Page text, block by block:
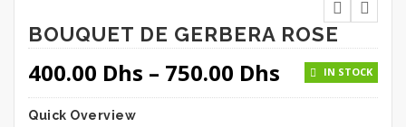
BOUQUET DE GERBERA ROSE
400.00 Dhs – 750.00 Dhs IN STOCK
Quick Overview